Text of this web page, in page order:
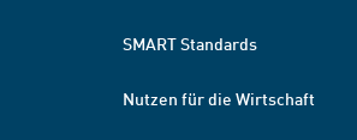
SMART Standards
Nutzen für die Wirtschaft